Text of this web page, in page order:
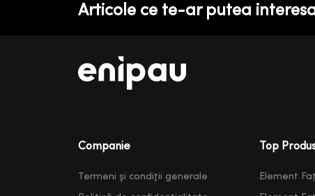
Articole ce te-ar putea
Companie
Termeni şi condiţii generale
Top
Element